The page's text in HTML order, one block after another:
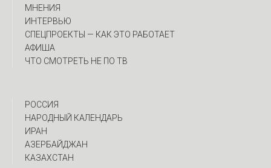
МНЕНИЯ
ИНТЕРВЬЮ
CПЕЦПРОЕКТЫ — КАК ЭТО РАБОТАЕТ
АФИША
ЧТО СМОТРЕТЬ НЕ ПО ТВ
РОССИЯ
НАРОДНЫЙ КАЛЕНДАРЬ
ИРАН
АЗЕРБАЙДЖАН
КАЗАХСТАН